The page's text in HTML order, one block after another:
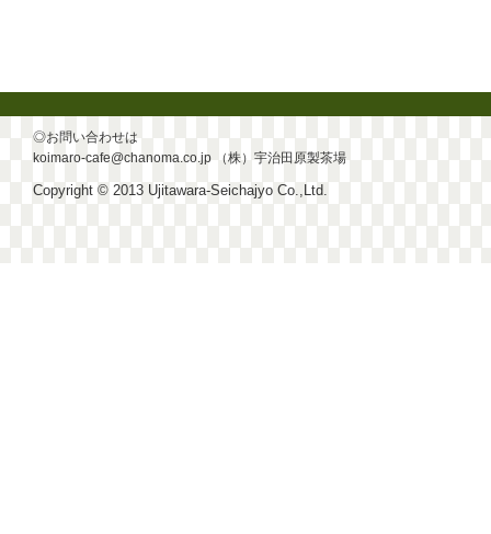
◎お問い合わせは
koimaro-cafe@chanoma.co.jp （株）宇治田原製茶場
Copyright © 2013 Ujitawara-Seichajyo Co.,Ltd.